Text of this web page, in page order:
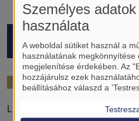
2023/24
Lichtfusz Adolf
Személyes
használata
A weboldal sütiket használ a
használatának megkönnyítése
megjelenítése érdekében. Az
hozzájárulsz ezek
beállításához válaszd a